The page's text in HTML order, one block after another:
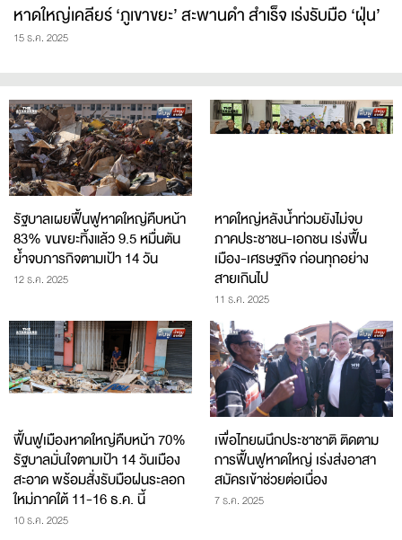
หาดใหญ่เคลียร์ ‘ภูเขาขยะ’ สะพานดำ สำเร็จ เร่งรับมือ ‘ฝุ่น’
15 ธ.ค. 2025
รัฐบาลเผยฟื้นฟูหาดใหญ่คืบหน้า
83% ขนขยะทิ้งแล้ว 9.5 หมื่นตัน
ย้ำจบภารกิจตามเป้า 14 วัน
12 ธ.ค. 2025
หาดใหญ่หลังน้ำท่วมยังไม่จบ
ภาคประชาชน-เอกชน เร่งฟื้น
เมือง-เศรษฐกิจ ก่อนทุกอย่าง
สายเกินไป
11 ธ.ค. 2025
ฟื้นฟูเมืองหาดใหญ่คืบหน้า 70%
รัฐบาลมั่นใจตามเป้า 14 วันเมือง
สะอาด พร้อมสั่งรับมือฝนระลอก
ใหม่ภาคใต้ 11-16 ธ.ค. นี้
10 ธ.ค. 2025
เพื่อไทยผนึกประชาชาติ ติดตาม
การฟื้นฟูหาดใหญ่ เร่งส่งอาสา
สมัครเข้าช่วยต่อเนื่อง
7 ธ.ค. 2025